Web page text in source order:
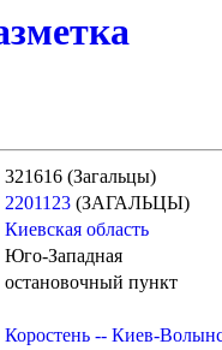
321616 (Загальцы)
2201123 (ЗАГАЛЬЦЫ)
Киевская область
Юго-Западная
остановочный пункт
Коростень -- Киев-